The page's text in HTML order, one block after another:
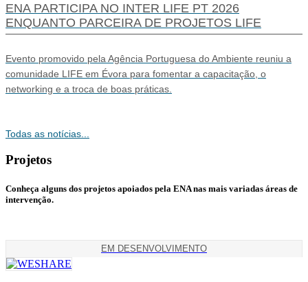
ENA PARTICIPA NO INTER LIFE PT 2026
ENQUANTO PARCEIRA DE PROJETOS LIFE
Evento promovido pela Agência Portuguesa do Ambiente reuniu a
comunidade LIFE em Évora para fomentar a capacitação, o
networking e a troca de boas práticas.
Todas as notícias...
Projetos
Conheça alguns dos projetos apoiados pela ENAnas mais variadas áreas de
intervenção.
EM DESENVOLVIMENTO